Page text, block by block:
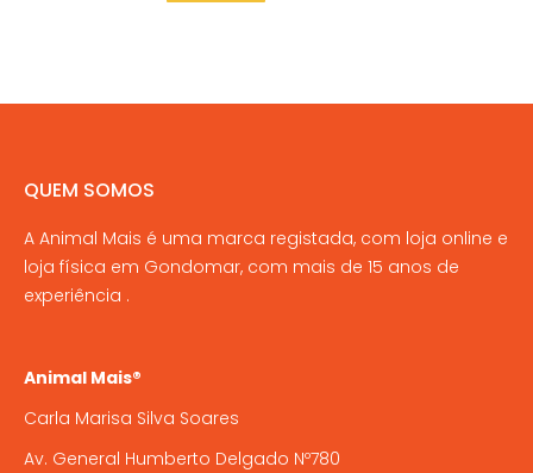
chosen
page
QUEM SOMOS
A Animal Mais é uma marca registada, com loja online e
loja física em Gondomar, com mais de 15 anos de
experiência .
Animal Mais®
Carla Marisa Silva Soares
Av. General Humberto Delgado Nº780